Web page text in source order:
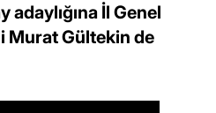
adaylığına İl Genel
Murat Gültekin de